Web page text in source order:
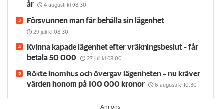
år
4 augusti kl 08:30
Försvunnen man får behålla sin lägenhet
29 juli kl 08:30
Kvinna kapade lägenhet efter vräkningsbeslut – får
betala 50 000
27 juli kl 08:00
Rökte inomhus och övergav lägenheten – nu kräver
värden honom på 100 000 kronor
6 augusti kl 10:30